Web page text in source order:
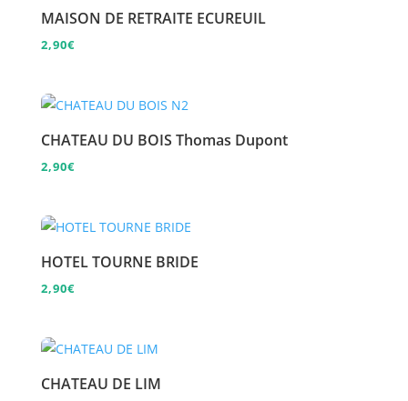
MAISON DE RETRAITE ECUREUIL
2,90€
CHATEAU DU BOIS Thomas Dupont
2,90€
HOTEL TOURNE BRIDE
2,90€
CHATEAU DE LIM